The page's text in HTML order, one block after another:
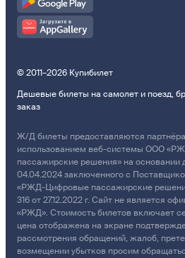
© 2011–2026 Купибилет
Дешевые билеты на самолет и поезд,
заказ
Ж/Д билеты предоставляются
использованием веб-системы ООО
пассажирские решения» на
04.04.2024 заключенного с
«РЖД-Цифровые пассажирские
316 от 27.12.2022 г. Сайт не является
«РЖД». Стоимость билетов включает
цена отображена на экране
рассмотрения обращений, жалоб,
возмещении убытков просим